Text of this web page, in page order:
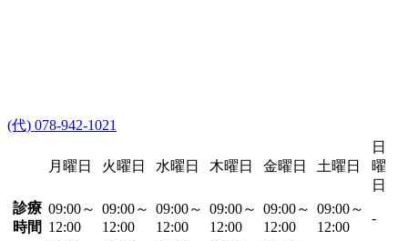
(代) 078-942-1021
月曜日 火曜日 水曜日 木曜日 金曜日 土曜日
日
曜
日
診療
時間
09:00～
12:00
09:00～
12:00
09:00～
12:00
09:00～
12:00
09:00～
12:00
09:00～
12:00
-